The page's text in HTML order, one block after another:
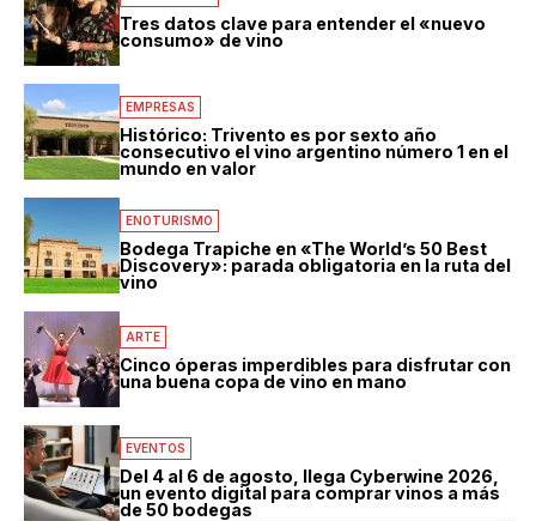
Tres datos clave para entender el «nuevo
consumo» de vino
EMPRESAS
Histórico: Trivento es por sexto año
consecutivo el vino argentino número 1 en el
mundo en valor
ENOTURISMO
Bodega Trapiche en «The World’s 50 Best
Discovery»: parada obligatoria en la ruta del
vino
ARTE
Cinco óperas imperdibles para disfrutar con
una buena copa de vino en mano
EVENTOS
Del 4 al 6 de agosto, llega Cyberwine 2026,
un evento digital para comprar vinos a más
de 50 bodegas